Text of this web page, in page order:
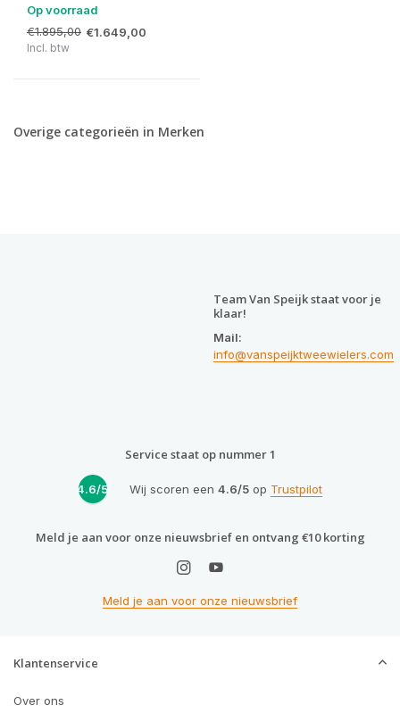
Op voorraad
€1.895,00 €1.649,00
Incl. btw
Overige categorieën in Merken
Team Van Speijk staat voor je
klaar!
Mail:
info@vanspeijktweewielers.com
Service staat op nummer 1
4.6/5 Wij scoren een 4.6/5op Trustpilot
Meld je aan voor onze nieuwsbrief en ontvang €10 korting
Meld je aan voor onze nieuwsbrief
Klantenservice
Over ons